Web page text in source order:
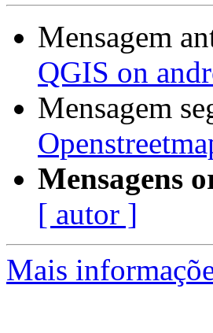
Mensagem
QGIS on
Mensagem
Mensagens
[ autor ]
Mais